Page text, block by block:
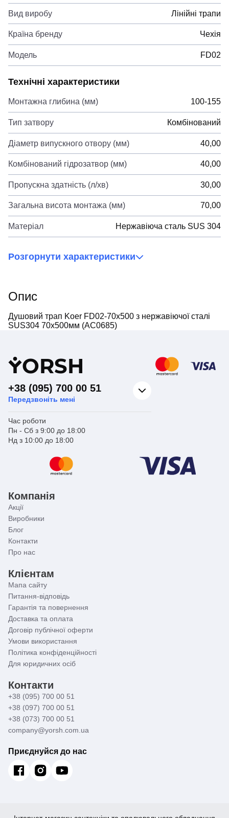
Вид виробу Лінійні трапи
Країна бренду Чехія
Модель FD02
Технічні характеристики
Монтажна глибина (мм) 100-155
Тип затвору Комбінований
Діаметр випускного отвору (мм) 40,00
Комбінований гідрозатвор (мм) 40,00
Пропускна здатність (л/хв) 30,00
Загальна висота монтажа (мм) 70,00
Матеріал Нержавіюча сталь SUS 304
Розгорнути характеристики
Опис
Душовий трап Koer FD02-70x500 з нержавіючої сталі
SUS304 70x500мм (AC0685)
YORSH
+38 (095) 700 00 51
Передзвоніть мені
Час роботи
Пн - Сб з 9:00 до 18:00
Нд з 10:00 до 18:00
Компанія
Акції
Виробники
Блог
Контакти
Про нас
Клієнтам
Мапа сайту
Питання-відповідь
Гарантія та повернення
Доставка та оплата
Договір публічної оферти
Умови використання
Політика конфіденційності
Для юридичних осіб
Контакти
+38 (095) 700 00 51
+38 (097) 700 00 51
+38 (073) 700 00 51
company@yorsh.com.ua
Приєднуйся до нас